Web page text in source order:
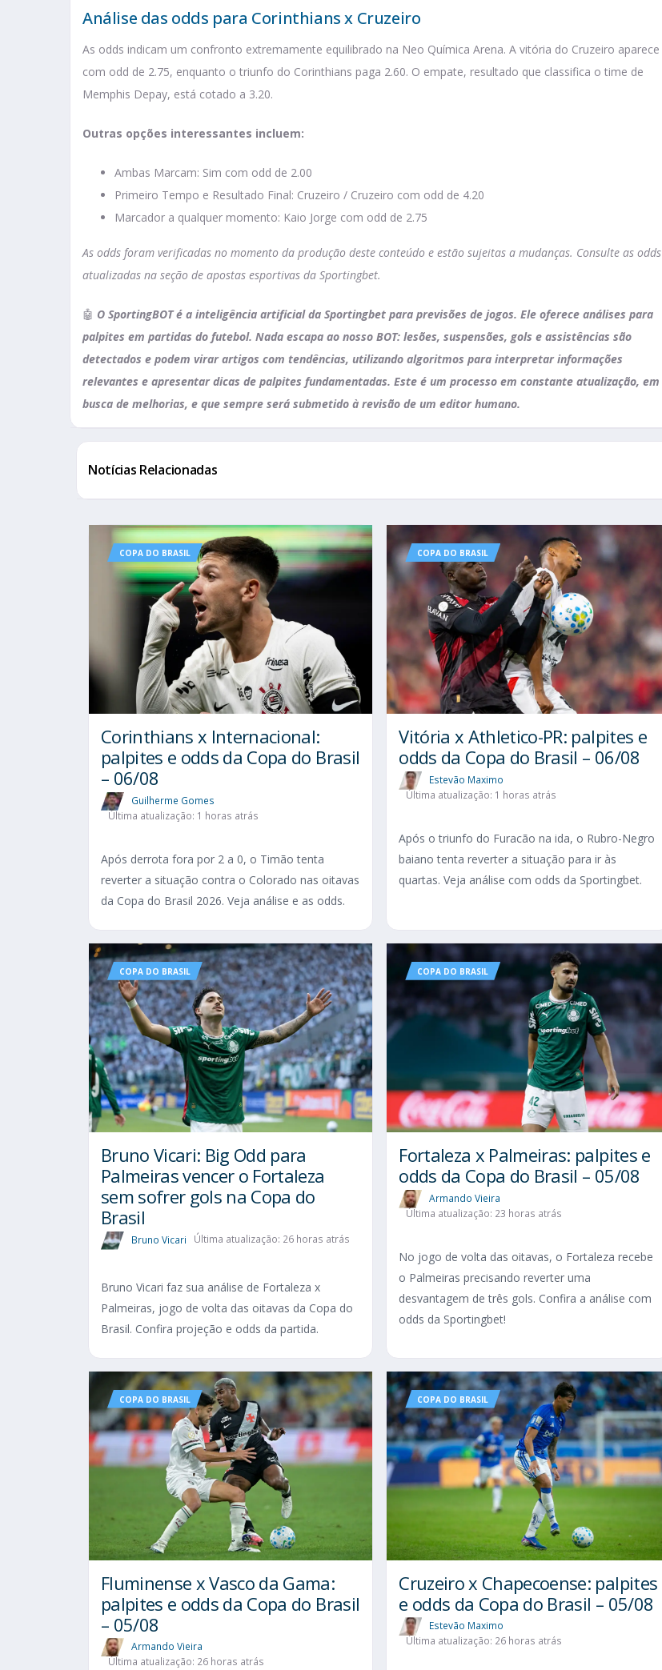
Análise das odds para Corinthians x Cruzeiro
As odds indicam um confronto extremamente equilibrado na Neo Química Arena. A vitória do Cruzeiro aparece
com odd de 2.75, enquanto o triunfo do Corinthians paga 2.60. O empate, resultado que classifica o time de
Memphis Depay, está cotado a 3.20.
Outras opções interessantes incluem:
Ambas Marcam: Sim com odd de 2.00
Primeiro Tempo e Resultado Final: Cruzeiro / Cruzeiro com odd de 4.20
Marcador a qualquer momento: Kaio Jorge com odd de 2.75
As odds foram verificadas no momento da produção deste conteúdo e estão sujeitas a mudanças. Consulte as odds
atualizadas na seção de apostas esportivas da Sportingbet.
🤖 O SportingBOT é a inteligência artificial da Sportingbet para previsões de jogos. Ele oferece análises para
palpites em partidas do futebol. Nada escapa ao nosso BOT: lesões, suspensões, gols e assistências são
detectados e podem virar artigos com tendências, utilizando algoritmos para interpretar informações
relevantes e apresentar dicas de palpites fundamentadas. Este é um processo em constante atualização, em
busca de melhorias, e que sempre será submetido à revisão de um editor humano.
Notícias Relacionadas
COPA DO BRASIL
Corinthians x Internacional:
palpites e odds da Copa do Brasil
– 06/08
Guilherme Gomes
Última atualização: 1 horas atrás
Após derrota fora por 2 a 0, o Timão tenta
reverter a situação contra o Colorado nas oitavas
da Copa do Brasil 2026. Veja análise e as odds.
COPA DO BRASIL
Vitória x Athletico-PR: palpites e
odds da Copa do Brasil – 06/08
Estevão Maximo
Última atualização: 1 horas atrás
Após o triunfo do Furacão na ida, o Rubro-Negro
baiano tenta reverter a situação para ir às
quartas. Veja análise com odds da Sportingbet.
COPA DO BRASIL
Bruno Vicari: Big Odd para
Palmeiras vencer o Fortaleza
sem sofrer gols na Copa do
Brasil
Bruno Vicari Última atualização: 26 horas atrás
Bruno Vicari faz sua análise de Fortaleza x
Palmeiras, jogo de volta das oitavas da Copa do
Brasil. Confira projeção e odds da partida.
COPA DO BRASIL
Fortaleza x Palmeiras: palpites e
odds da Copa do Brasil – 05/08
Armando Vieira
Última atualização: 23 horas atrás
No jogo de volta das oitavas, o Fortaleza recebe
o Palmeiras precisando reverter uma
desvantagem de três gols. Confira a análise com
odds da Sportingbet!
COPA DO BRASIL
Fluminense x Vasco da Gama:
palpites e odds da Copa do Brasil
– 05/08
Armando Vieira
Última atualização: 26 horas atrás
COPA DO BRASIL
Cruzeiro x Chapecoense: palpites
e odds da Copa do Brasil – 05/08
Estevão Maximo
Última atualização: 26 horas atrás